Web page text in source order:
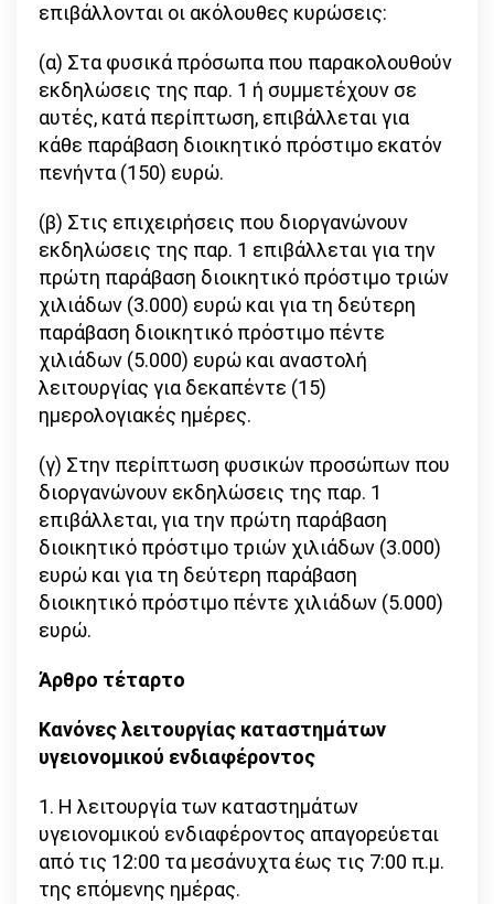
επιβάλλονται οι ακόλουθες κυρώσεις:
(α) Στα φυσικά πρόσωπα που παρακολουθούν
εκδηλώσεις της παρ. 1 ή συμμετέχουν σε
αυτές, κατά περίπτωση, επιβάλλεται για
κάθε παράβαση διοικητικό πρόστιμο εκατόν
πενήντα (150) ευρώ.
(β) Στις επιχειρήσεις που διοργανώνουν
εκδηλώσεις της παρ. 1 επιβάλλεται για την
πρώτη παράβαση διοικητικό πρόστιμο τριών
χιλιάδων (3.000) ευρώ και για τη δεύτερη
παράβαση διοικητικό πρόστιμο πέντε
χιλιάδων (5.000) ευρώ και αναστολή
λειτουργίας για δεκαπέντε (15)
ημερολογιακές ημέρες.
(γ) Στην περίπτωση φυσικών προσώπων που
διοργανώνουν εκδηλώσεις της παρ. 1
επιβάλλεται, για την πρώτη παράβαση
διοικητικό πρόστιμο τριών χιλιάδων (3.000)
ευρώ και για τη δεύτερη παράβαση
διοικητικό πρόστιμο πέντε χιλιάδων (5.000)
ευρώ.
Άρθρο τέταρτο
Κανόνες λειτουργίας καταστημάτων
υγειονομικού ενδιαφέροντος
1. Η λειτουργία των καταστημάτων
υγειονομικού ενδιαφέροντος απαγορεύεται
από τις 12:00 τα μεσάνυχτα έως τις 7:00 π.μ.
της επόμενης ημέρας.